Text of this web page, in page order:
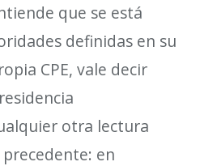
que se está
definidas en su
CPE, vale decir
otra lectura
en